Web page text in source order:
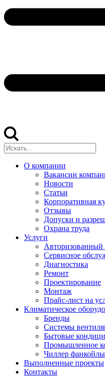
О компании
Вакансии
Новости
Статьи
Корпоративная
Отзывы
Допуски и
Охрана труда
Услуги
Авторизованный
Сервисное
Диагностика
Ремонт
Проектирование
Монтаж
Прайс-лист на
Климатическое
Бренды
Системы
Бытовые
Промышленное
Чиллер фанкойлы
Выполненные проекты
Контакты